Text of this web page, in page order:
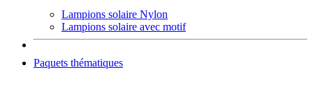
Lampions solaire Nylon
Lampions solaire avec motif
Paquets thématiques